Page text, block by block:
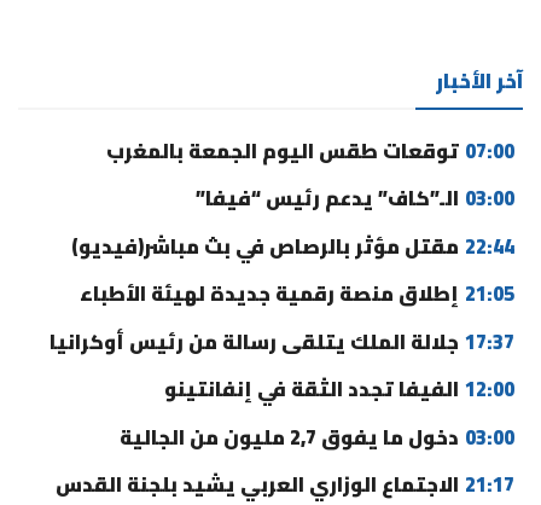
آخر الأخبار
07:00 توقعات طقس اليوم الجمعة بالمغرب
03:00 الـ”كاف” يدعم رئيس “فيفا”
22:44 مقتل مؤثر بالرصاص في بث مباشر(فيديو)
21:05 إطلاق منصة رقمية جديدة لهيئة الأطباء
17:37 جلالة الملك يتلقى رسالة من رئيس أوكرانيا
12:00 الفيفا تجدد الثقة في إنفانتينو
03:00 دخول ما يفوق 2,7 مليون من الجالية
21:17 الاجتماع الوزاري العربي يشيد بلجنة القدس